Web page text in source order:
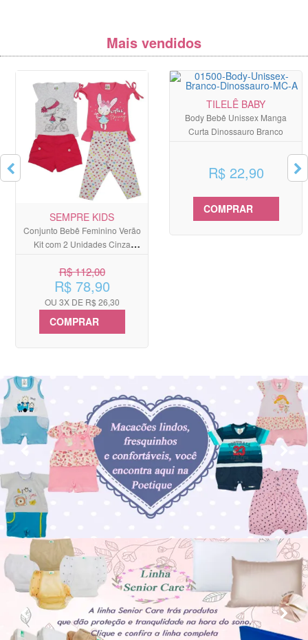
Mais vendidos
SEMPRE KIDS
Conjunto Bebê Feminino Verão
Kit com 2 Unidades Cinza
R$ 112,00
R$ 78,90
OU 3X DE R$ 26,30
COMPRAR
TILELÊ BABY
Body Bebê Unissex Manga
Curta Dinossauro Branco
R$ 22,90
COMPRAR